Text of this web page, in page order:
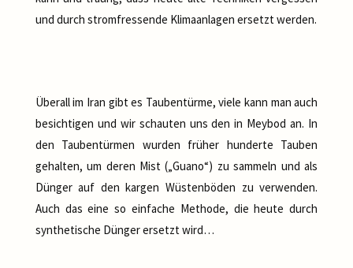
und durch stromfressende Klimaanlagen ersetzt werden.
Überall im Iran gibt es Taubentürme, viele kann man auch
besichtigen und wir schauten uns den in Meybod an. In
den Taubentürmen wurden früher hunderte Tauben
gehalten, um deren Mist („Guano“) zu sammeln und als
Dünger auf den kargen Wüstenböden zu verwenden.
Auch das eine so einfache Methode, die heute durch
synthetische Dünger ersetzt wird…